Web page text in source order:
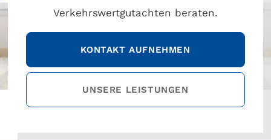
Verkehrswertgutachten beraten.
KONTAKT AUFNEHMEN
UNSERE LEISTUNGEN